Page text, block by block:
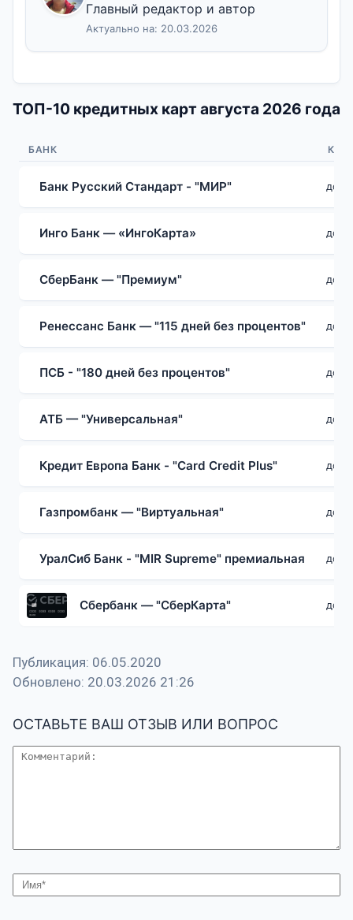
Главный редактор и автор
Актуально на: 20.03.2026
ТОП-10 кредитных карт августа 2026 года
БАНК
Банк Русский Стандарт - "МИР" до 1
Инго Банк — «ИнгоКарта» до 1
СберБанк — "Премиум" до 1
Ренессанс Банк — "115 дней без процентов" до
ПСБ - "180 дней без процентов" до 1
АТБ — "Универсальная" до
Кредит Европа Банк - "Card Credit Plus" до
Газпромбанк — "Виртуальная" до 1
УралСиб Банк - "MIR Supreme" премиальная до 5
Сбербанк — "СберКарта" до 1
Публикация: 06.05.2020
Обновлено: 20.03.2026 21:26
ОСТАВЬТЕ ВАШ ОТЗЫВ ИЛИ ВОПРОС